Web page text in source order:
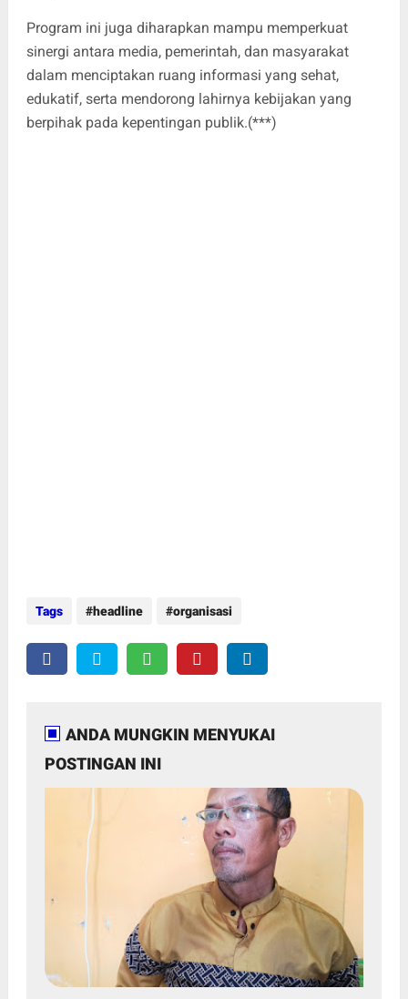
Program ini juga diharapkan mampu memperkuat
sinergi antara media, pemerintah, dan masyarakat
dalam menciptakan ruang informasi yang sehat,
edukatif, serta mendorong lahirnya kebijakan yang
berpihak pada kepentingan publik.(***)
Tags headline organisasi
ANDA MUNGKIN MENYUKAI
POSTINGAN INI